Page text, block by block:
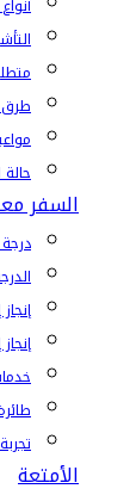
طرق
حالة
السفر
درجة
طائرة
الأمتعة